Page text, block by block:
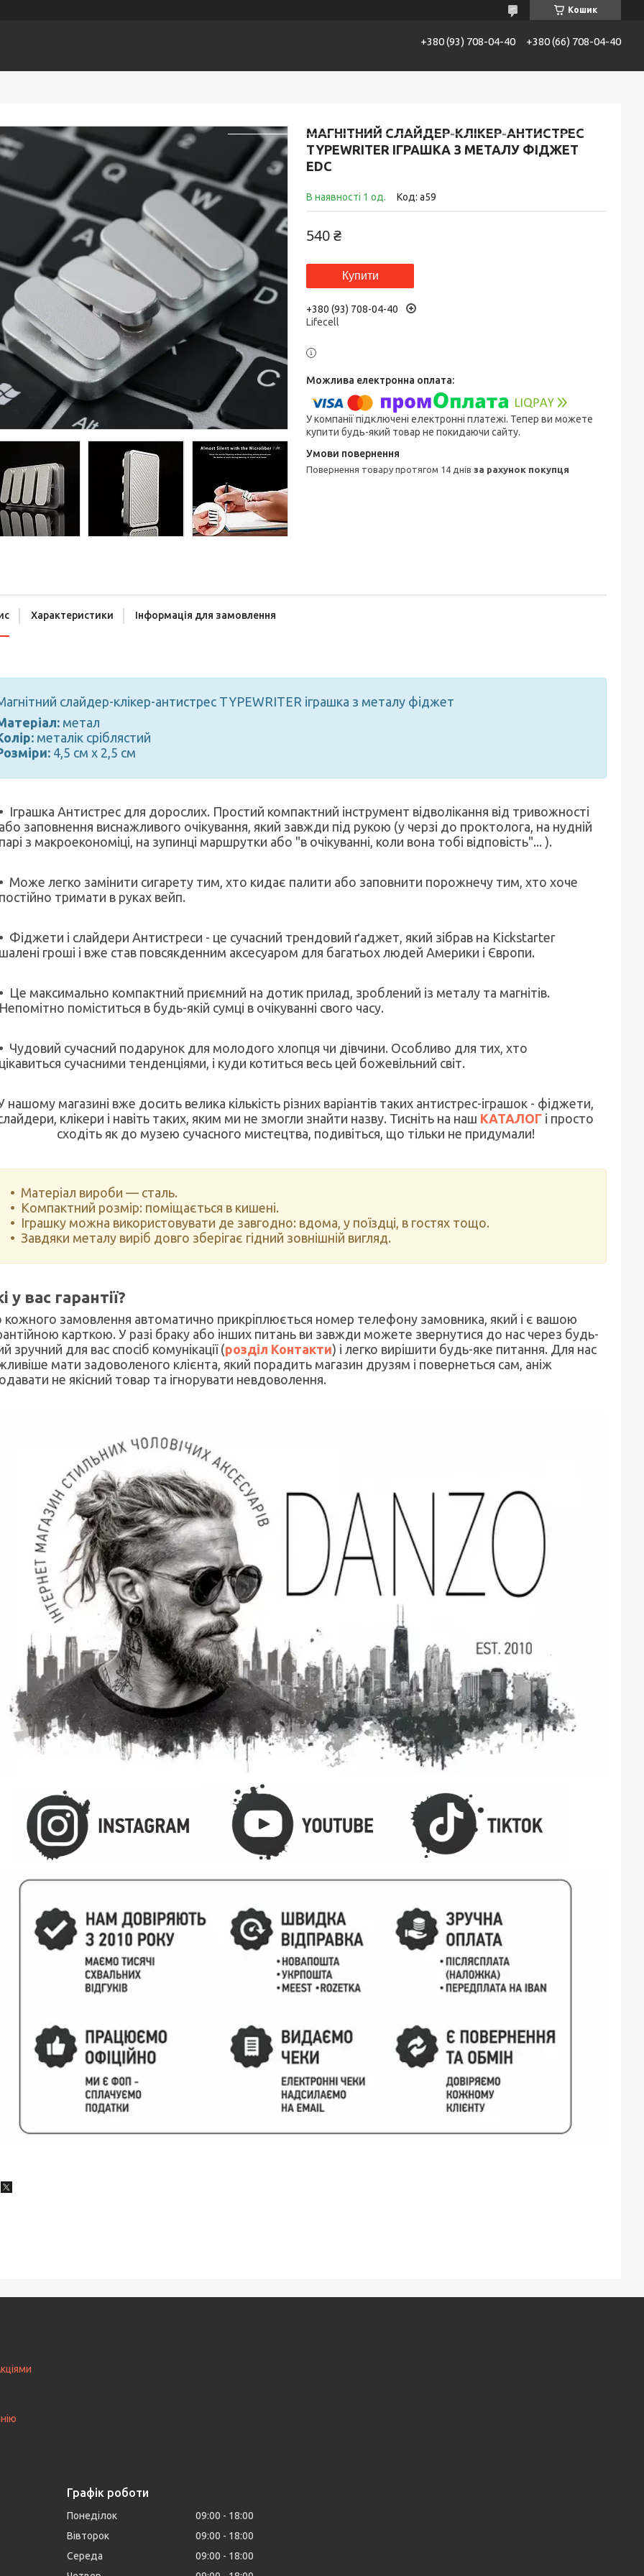
Кошик
+380 (93) 708-04-40 +380 (66) 708-04-40
МАГНІТНИЙ СЛАЙДЕР-КЛІКЕР-АНТИСТРЕС
TYPEWRITER ІГРАШКА З МЕТАЛУ ФІДЖЕТ
EDC
В наявності 1 од. Код: a59
540 ₴
Купити
+380 (93) 708-04-40
Lifecell
У компанії підключені електронні платежі. Тепер ви можете
купити будь-який товар не покидаючи сайту.
повернення товару протягом 14 днів за рахунок покупця
Характеристики Інформація для замовлення
слайдер-клікер-антистрес TYPEWRITER іграшка з металу фіджет
метал
металік сріблястий
4,5 см х 2,5 см
Іграшка Антистрес для дорослих. Простий компактний інструмент відволікання від тривожності
або заповнення виснажливого очікування, який завжди під рукою (у черзі до проктолога, на нудній
парі з макроекономіці, на зупинці маршрутки або "в очікуванні, коли вона тобі відповість"... ).
Може легко замінити сигарету тим, хто кидає палити або заповнити порожнечу тим, хто хоче
постійно тримати в руках вейп.
Фіджети і слайдери Антистреси - це сучасний трендовий ґаджет, який зібрав на Kickstarter
шалені гроші і вже став повсякденним аксесуаром для багатьох людей Америки і Європи.
Це максимально компактний приємний на дотик прилад, зроблений із металу та магнітів.
Непомітно поміститься в будь-якій сумці в очікуванні свого часу.
Чудовий сучасний подарунок для молодого хлопця чи дівчини. Особливо для тих, хто
цікавиться сучасними тенденціями, і куди котиться весь цей божевільний світ.
нашому магазині вже досить велика кількість різних варіантів таких антистрес-іграшок - фіджети,
клікери і навіть таких, яким ми не змогли знайти назву. Тисніть на наш КАТАЛОГ і просто
сходіть як до музею сучасного мистецтва, подивіться, що тільки не придумали!
Матеріал вироби — сталь.
Компактний розмір: поміщається в кишені.
Іграшку можна використовувати де завгодно: вдома, у поїздці, в гостях тощо.
Завдяки металу виріб довго зберігає гідний зовнішній вигляд.
у вас гарантії?
кожного замовлення автоматично прикріплюється номер телефону замовника, який і є вашою
карткою. У разі браку або інших питань ви завжди можете звернутися до нас через будь-
зручний для вас спосіб комунікації (розділ Контакти) і легко вирішити будь-яке питання. Для нас
мати задоволеного клієнта, який порадить магазин друзям і повернеться сам, аніж
не якісний товар та ігнорувати невдоволення.
Графік роботи
Понеділок 09:00
18:00
Вівторок
09:00
18:00
Середа
09:00
18:00